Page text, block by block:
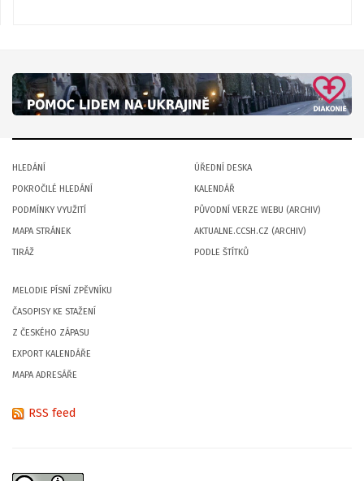
HLEDÁNÍ
POKROČILÉ HLEDÁNÍ
PODMÍNKY VYUŽITÍ
MAPA STRÁNEK
TIRÁŽ
ÚŘEDNÍ DESKA
KALENDÁŘ
PŮVODNÍ VERZE WEBU (ARCHIV)
AKTUALNE.CCSH.CZ (ARCHIV)
PODLE ŠTÍTKŮ
MELODIE PÍSNÍ ZPĚVNÍKU
ČASOPISY KE STAŽENÍ
Z ČESKÉHO ZÁPASU
EXPORT KALENDÁŘE
MAPA ADRESÁŘE
RSS feed